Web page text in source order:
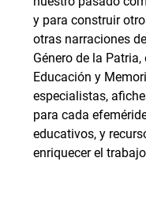
y para construir
otras narraciones
Género de la
Educación y
especialistas,
para cada
educativos, y
enriquecer el